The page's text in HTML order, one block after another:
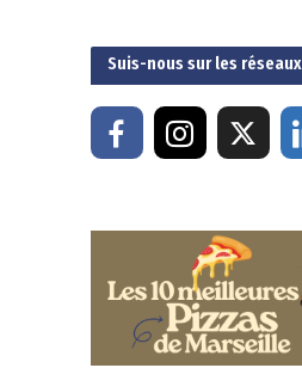
Suis-nous sur les réseaux